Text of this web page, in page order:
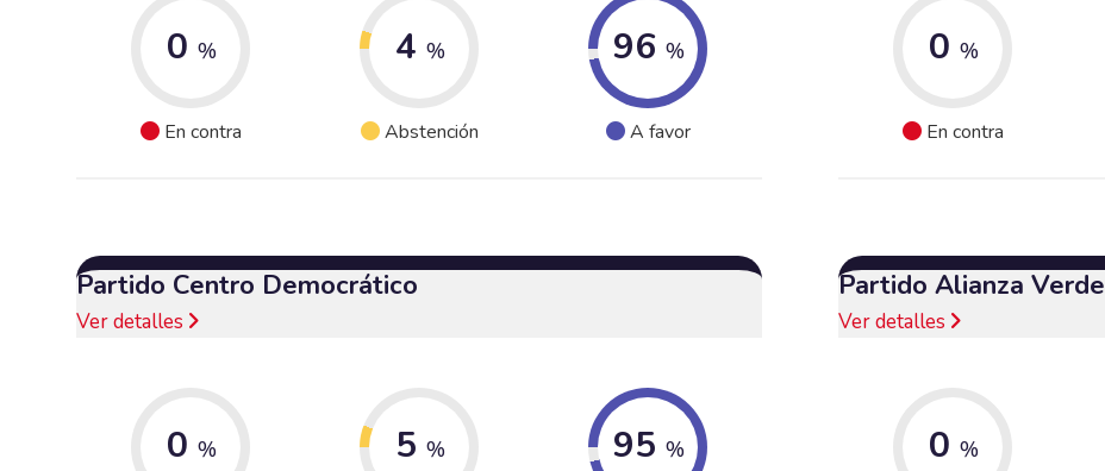
0 %
En contra
4 %
Abstención
96 %
A favor
0 %
En contra
Partido Centro Democrático
Ver detalles
0 % 5 % 95 %
Partido Alianza Verde
Ver detalles
0 %